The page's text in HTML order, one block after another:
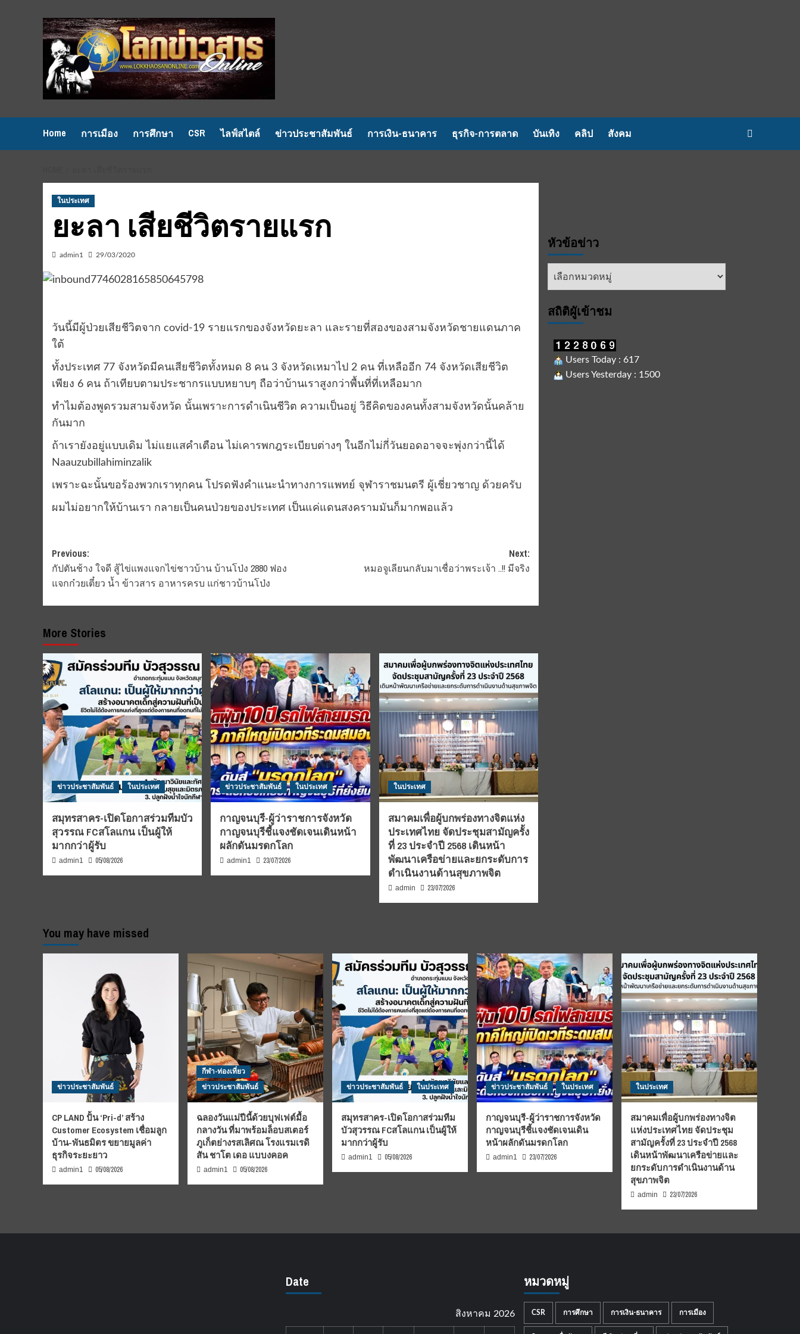
Home การเมือง การศึกษา CSR ไลฟ์สไตล์ ข่าวประชาสัมพันธ์ การเงิน-ธนาคาร ธุรกิจ-การตลาด บันเทิง คลิป สังคม
ในประเทศ
ยะลา เสียชีวิตรายแรก
admin1 29/03/2020
วันนี้มีผู้ป่วยเสียชีวิตจาก covid-19 รายแรกของจังหวัดยะลา และรายที่สองของสามจังหวัดชายแดนภาค
ใต้
ทั้งประเทศ 77 จังหวัดมีคนเสียชีวิตทั้งหมด 8 คน 3 จังหวัดเหมาไป 2 คน ที่เหลืออีก 74 จังหวัดเสียชีวิต
เพียง 6 คน ถ้าเทียบตามประชากรแบบหยาบๆ ถือว่าบ้านเราสูงกว่าพื้นที่ที่เหลือมาก
ทำไมต้องพูดรวมสามจังหวัด นั้นเพราะการดำเนินชีวิต ความเป็นอยู่ วิธีคิดของคนทั้งสามจังหวัดนั้นคล้าย
กันมาก
ถ้าเรายังอยู่แบบเดิม ไม่แยแสคำเตือน ไม่เคารพกฎระเบียบต่างๆ ในอีกไม่กี่วันยอดอาจจะพุ่งกว่านี้ได้
Naauzubillahiminzalik
เพราะฉะนั้นขอร้องพวกเราทุกคน โปรดฟังคำแนะนำทางการแพทย์ จุฬาราชมนตรี ผู้เชี่ยวชาญ ด้วยครับ
ผมไม่อยากให้บ้านเรา กลายเป็นคนป่วยของประเทศ เป็นแค่แดนสงครามมันก็มากพอแล้ว
Post
navigation
Previous:
กัปตันช้าง ใจดี สู้ไข่แพงแจกไข่ชาวบ้าน บ้านโป่ง 2880 ฟอง
แจกก๋วยเตี๋ยว น้ำ ข้าวสาร อาหารครบ แก่ชาวบ้านโป่ง
Next:
หมอจูเลียนกลับมาเชื่อว่าพระเจ้า ..!! มีจริง
More Stories
ข่าวประชาสัมพันธ์ ในประเทศ
สมุทรสาคร-เปิดโอกาสร่วมทีมบัว
สุวรรณ FCสโลแกน เป็นผู้ให้
มากกว่าผู้รับ
admin1 05/08/2026
ข่าวประชาสัมพันธ์ ในประเทศ
กาญจนบุรี-ผู้ว่าราชการจังหวัด
กาญจนบุรีชี้แจงชัดเจนเดินหน้า
ผลักดันมรดกโลก
admin1 23/07/2026
ในประเทศ
สมาคมเพื่อผู้บกพร่องทางจิตแห่ง
ประเทศไทย จัดประชุมสามัญครั้ง
ที่ 23 ประจำปี 2568 เดินหน้า
พัฒนาเครือข่ายและยกระดับการ
ดำเนินงานด้านสุขภาพจิต
admin 23/07/2026
หัวข้อข่าว
หัวข้อ
สถิติผูัเข้าชม
Users Today : 617
Users Yesterday : 1500
You may have missed
ข่าวประชาสัมพันธ์
CP LAND ปั้น ‘Pri-d’ สร้าง
Customer Ecosystem เชื่อมลูก
บ้าน-พันธมิตร ขยายมูลค่า
ธุรกิจระยะยาว
admin1 05/08/2026
กีฬา-ท่องเที่ยว
ข่าวประชาสัมพันธ์
ฉลองวันแม่ปีนี้ด้วยบุฟเฟต์มื้อ
กลางวัน ที่มาพร้อมล็อบสเตอร์
ภูเก็ตย่างรสเลิศณ โรงแรมเรดิ
สัน ชาโต เดอ แบบงคอค
admin1 05/08/2026
ข่าวประชาสัมพันธ์ ในประเทศ
สมุทรสาคร-เปิดโอกาสร่วมทีม
บัวสุวรรณ FCสโลแกน เป็นผู้ให้
มากกว่าผู้รับ
admin1 05/08/2026
ข่าวประชาสัมพันธ์ ในประเทศ
กาญจนบุรี-ผู้ว่าราชการจังหวัด
กาญจนบุรีชี้แจงชัดเจนเดิน
หน้าผลักดันมรดกโลก
admin1 23/07/2026
ในประเทศ
สมาคมเพื่อผู้บกพร่องทางจิต
แห่งประเทศไทย จัดประชุม
สามัญครั้งที่ 23 ประจำปี 2568
เดินหน้าพัฒนาเครือข่ายและ
ยกระดับการดำเนินงานด้าน
สุขภาพจิต
admin 23/07/2026
Date
สิงหาคม 2026
หมวดหมู่
CSR การศึกษา การเงิน-ธนาคาร การเมือง